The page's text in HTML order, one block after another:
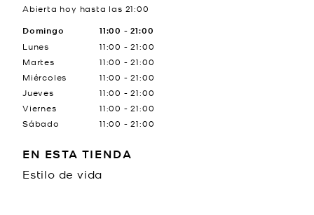
Abierta hoy hasta las 21:00
Día de la semanaHorario
Lunes
11:00 -21:00
Martes
11:00 -21:00
Miércoles
11:00 -21:00
Jueves
11:00 -21:00
Viernes
11:00 -21:00
Sábado
11:00 -21:00
Domingo 11:00 -21:00
EN ESTA TIENDA
Estilo de vida